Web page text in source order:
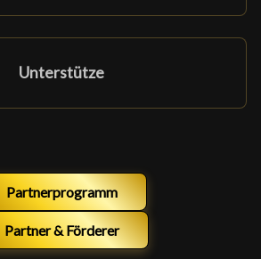
Unterstütze
Partnerprogramm
Partner & Förderer